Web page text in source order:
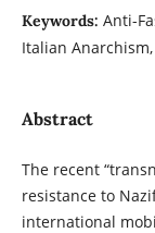
Keywords: Anti-
Italian
Abstract
The recent
resistance to
international